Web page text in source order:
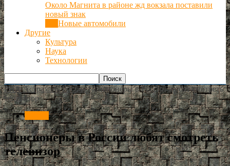
Около Магнита в районе жд вокзала поставили
новый знак
Новые автомобили
Другие
Культура
Наука
Технологии
РИА Астрахань Россия Пенсионеры в России любят смотреть
телевизор
Пенсионеры в России любят смотреть
телевизор